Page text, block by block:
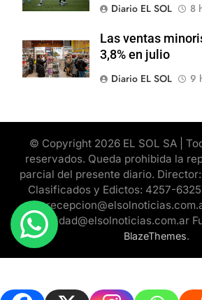
Diario EL SOL
8
Las ventas
3,8% en julio
Diario EL SOL
9
© Copyright 2026 EL SOL SA |
reservados. Queda prohibida la
parcial del presente diario.
Clasificados y Edictos: 4257-6325
publicidad@elsolnoticias.com.ar
BlazeThemes.